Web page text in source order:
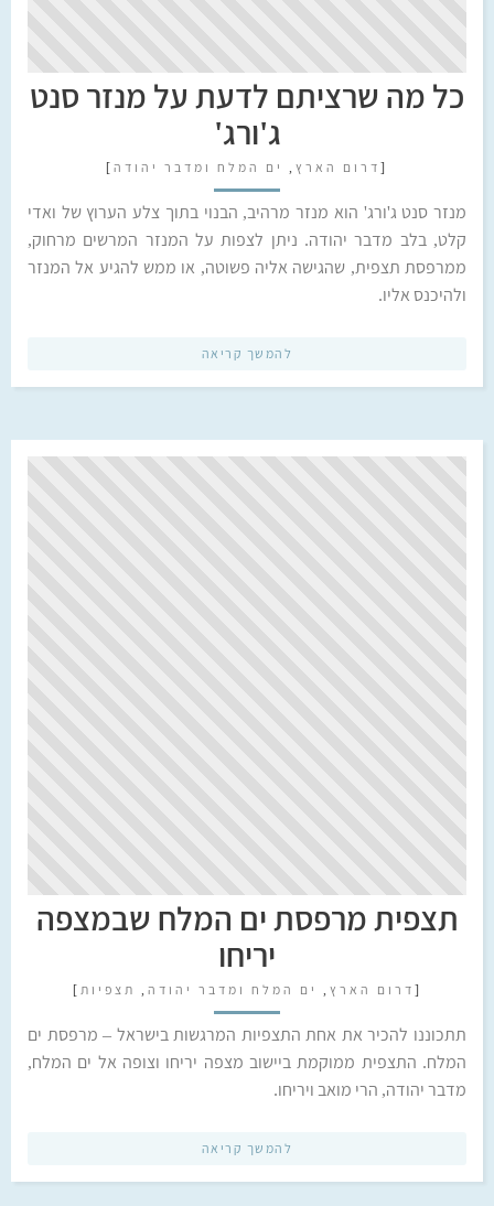
כל מה שרציתם לדעת על מנזר סנט
ג'ורג'
[ דרום הארץ , ים המלח ומדבר יהודה ]
מנזר סנט ג'ורג' הוא מנזר מרהיב, הבנוי בתוך צלע הערוץ של ואדי
קלט, בלב מדבר יהודה. ניתן לצפות על המנזר המרשים מרחוק,
ממרפסת תצפית, שהגישה אליה פשוטה, או ממש להגיע אל המנזר
ולהיכנס אליו.
להמשך קריאה
תצפית מרפסת ים המלח שבמצפה
יריחו
[ דרום הארץ , ים המלח ומדבר יהודה , תצפיות ]
תתכוננו להכיר את אחת התצפיות המרגשות בישראל – מרפסת ים
המלח. התצפית ממוקמת ביישוב מצפה יריחו וצופה אל ים המלח,
מדבר יהודה, הרי מואב ויריחו.
להמשך קריאה